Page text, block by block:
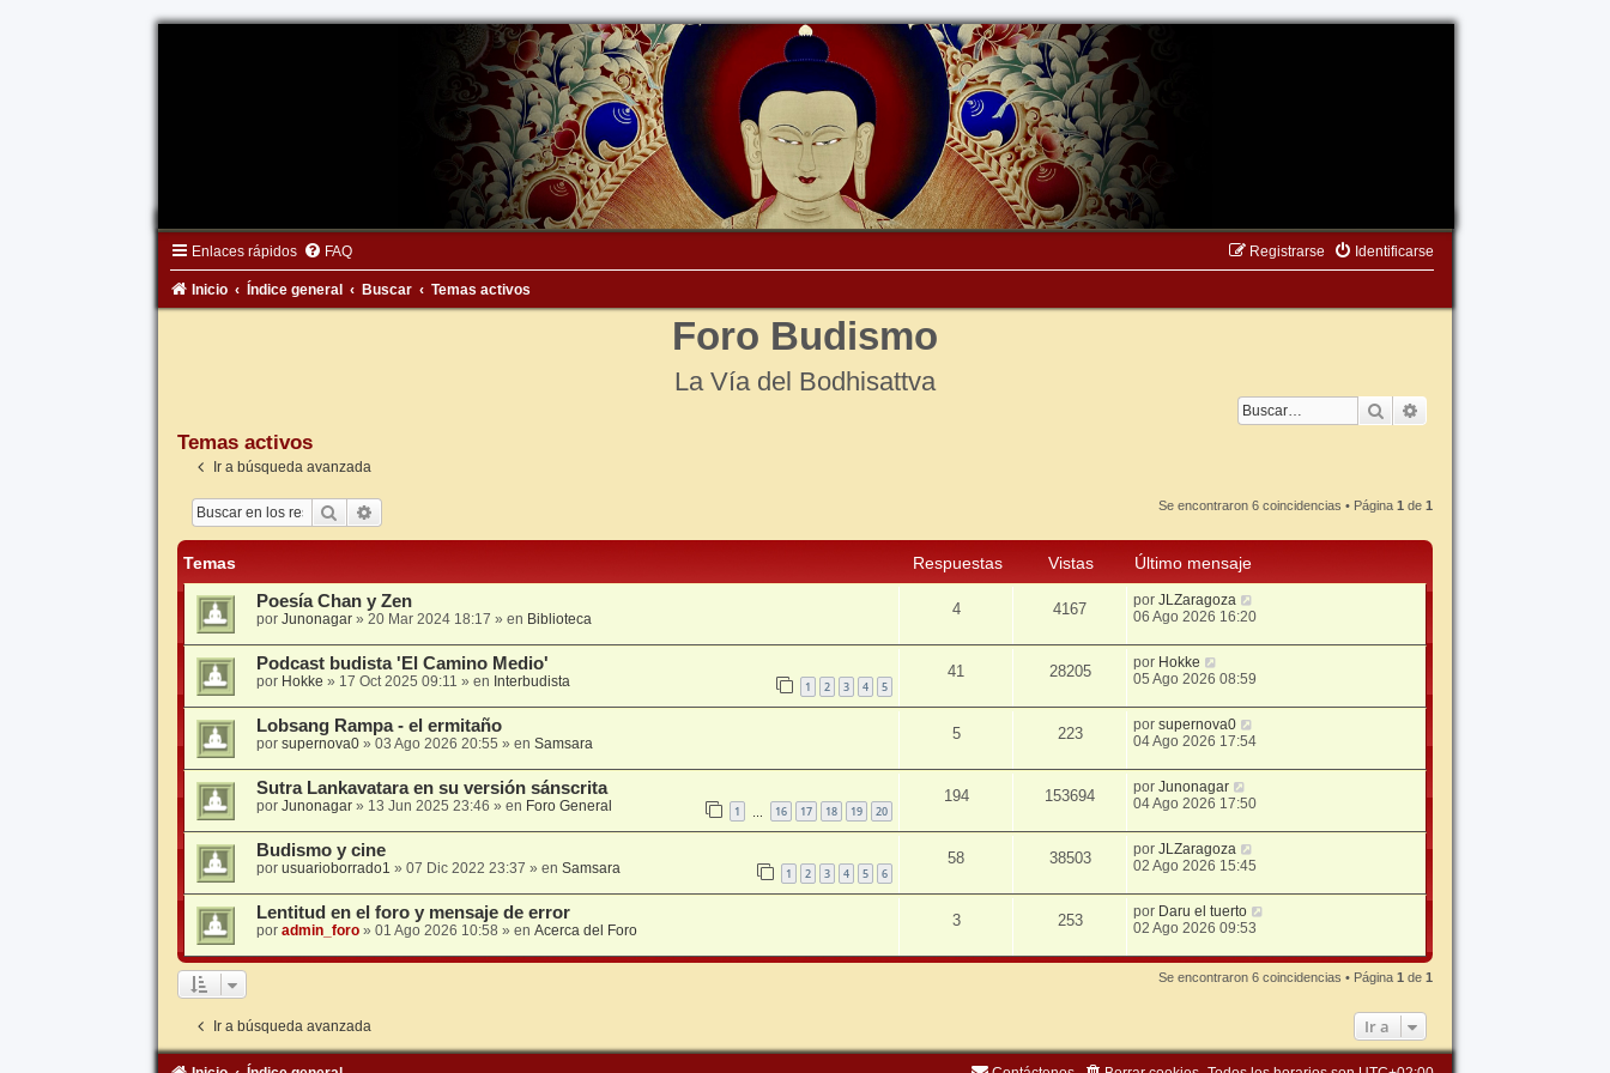
Enlaces rápidos FAQ Identificarse
Registrarse
Inicio Índice general Buscar Temas activos
Foro Budismo
La Vía del Bodhisattva
Buscar
Temas activos
Ir a búsqueda avanzada
Buscar Se encontraron 6 coincidencias • Página1 de1
Temas Respuestas Vistas
Último mensaje
Poesía Chan y Zen
por Junonagar» 20 Mar 2024 18:17 » en Biblioteca
4 4167 porJLZaragoza
06 Ago 2026 16:20
Podcast budista 'El Camino Medio'
por Hokke » 17 Oct 2025 09:11 » en Interbudista 1 2 3 4 5
41 28205 por Hokke
05 Ago 2026 08:59
Lobsang Rampa - el ermitaño
por supernova0» 03 Ago 2026 20:55 » en Samsara
5 223 porsupernova0
04 Ago 2026 17:54
Sutra Lankavatara en su versión sánscrita
por Junonagar» 13 Jun 2025 23:46 » en Foro General 1 16 17 18 19 20
194 153694 porJunonagar
04 Ago 2026 17:50
Budismo y cine
por usuarioborrado1 » 07 Dic 2022 23:37 » en Samsara 1 2 3 4 5 6
58 38503 porJLZaragoza
02 Ago 2026 15:45
Lentitud en el foro y mensaje de error
por admin_foro» 01 Ago 2026 10:58 » en Acerca del Foro
3 253 por Daru el tuerto
02 Ago 2026 09:53
Se encontraron 6 coincidencias • Página1 de1
Ir a búsqueda avanzada Ir a